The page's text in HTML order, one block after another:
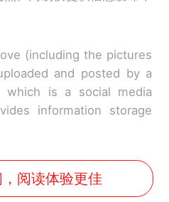
(including the pictures
and posted by a
which is a social media
information storage
阅读体验更佳